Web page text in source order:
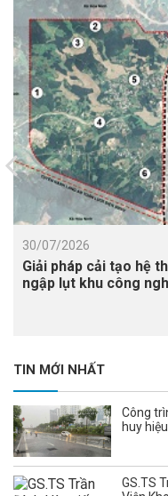
30/07/2026
Giải pháp cải tạo hệ
ngập lụt khu công
TIN MỚI NHẤT
Công
huy
GS.TS